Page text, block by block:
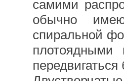
самими
обычно
спиральной
передвигаться